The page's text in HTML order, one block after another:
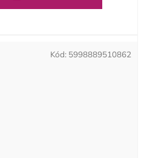
Kód: 5998889510862